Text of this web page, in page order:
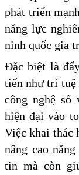
phát triển
năng lực
ninh quốc gia
Đặc biệt là
tiến như trí
công nghệ số
hiện đại vào
Việc khai thác
nâng cao
tin mà còn